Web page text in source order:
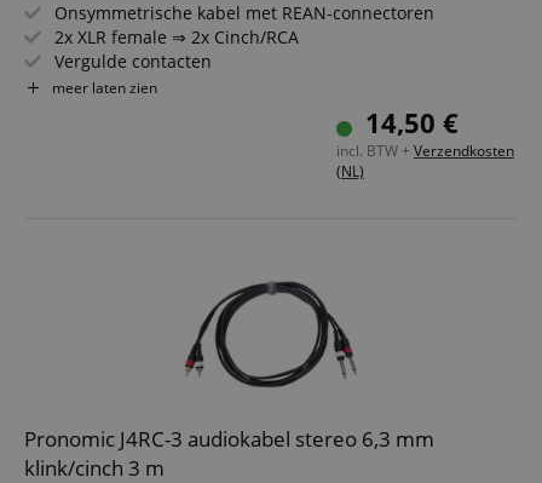
Onsymmetrische kabel met REAN-connectoren
2x XLR female ⇒ 2x Cinch/RCA
Vergulde contacten
Lengte: 1,5m
meer laten zien
14,50 €
incl. BTW + Verzendkosten
(NL)
Pronomic J4RC-3 audiokabel stereo 6,3 mm
klink/cinch 3 m